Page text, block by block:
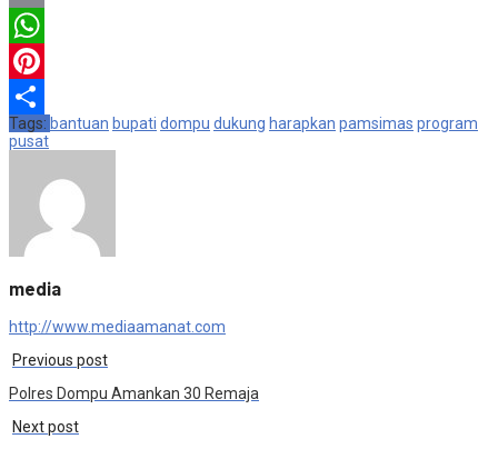
Email
WhatsApp
Pinterest
Share
Tags: bantuan bupati dompu dukung harapkan pamsimas program
pusat
media
http://www.mediaamanat.com
Previous post
Polres Dompu Amankan 30 Remaja
Next post